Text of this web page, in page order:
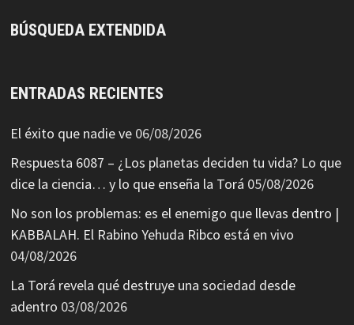
BÚSQUEDA EXTENDIDA
ENTRADAS RECIENTES
El éxito que nadie ve 06/08/2026
Respuesta 6087 – ¿Los planetas deciden tu vida? Lo que
dice la ciencia… y lo que enseña la Torá 05/08/2026
No son los problemas: es el enemigo que llevas dentro |
KABBALAH. El Rabino Yehuda Ribco está en vivo
04/08/2026
La Torá revela qué destruye una sociedad desde
adentro 03/08/2026